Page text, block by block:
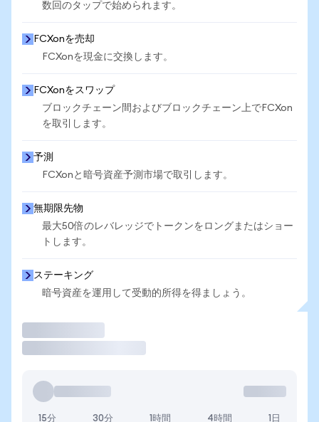
数回のタップで始められます。
FCXonを売却
FCXonを現金に交換します。
FCXonをスワップ
ブロックチェーン間およびブロックチェーン上でFCXon
を取引します。
予測
FCXonと暗号資産予測市場で取引します。
無期限先物
最大50倍のレバレッジでトークンをロングまたはショー
トします。
ステーキング
暗号資産を運用して受動的所得を得ましょう。
15分 30分 1時間 4時間 1日